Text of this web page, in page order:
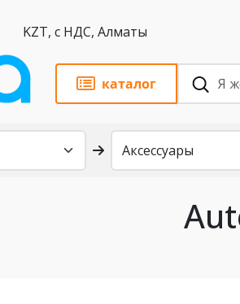
KZT, с НДС, Алматы
каталог